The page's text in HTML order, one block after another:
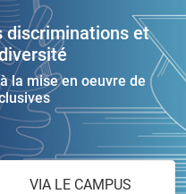
discriminations et
la mise en oeuvre de
VIA LE CAMPUS